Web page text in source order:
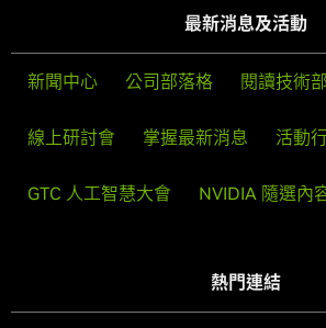
最新消息及活動
新聞中心 公司部落格 閱讀技術
線上研討會 掌握最新消息 活動
GTC 人工智慧大會 NVIDIA 隨選內
熱門連結